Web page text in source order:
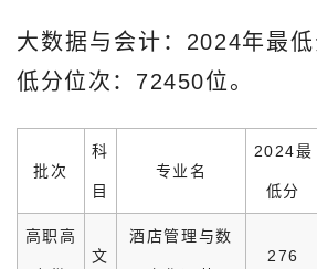
大数据与会计：2024年最
低分位次：72450位。
批次
科
目
专业名
2024最
低分
高职高
文
酒店管理与数
276